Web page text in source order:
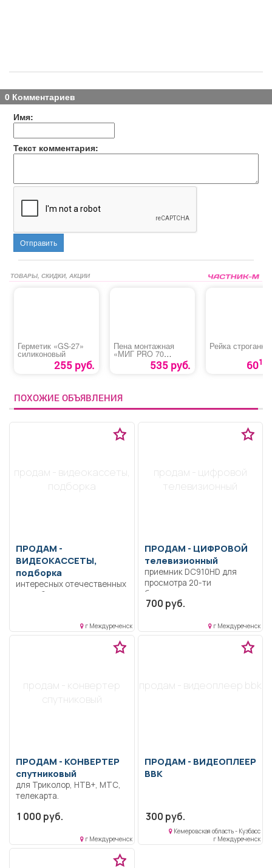
0 Комментариев
Имя:
Текст комментария:
Отправить
ТОВАРЫ, СКИДКИ, АКЦИИ
Герметик «GS-27»
силиконовый
255 руб.
Пена монтажная
«МИГ PRO 70
ПРОФ» всесезонная
535 руб.
Рейка
6010
ПОХОЖИЕ ОБЪЯВЛЕНИЯ
продам - видеокассеты,
подборка
ПРОДАМ -
ВИДЕОКАССЕТЫ,
подборка
интересных отечественных
и зарубежных фильмов.
г Междуреченск
продам - цифровой
телевизионный
ПРОДАМ - ЦИФРОВОЙ
телевизионный
приемник DC910HD для
просмотра 20-ти
бесплатных телепрограм,
новый в упаковке,
телевизору, цена 700 руб.
700 руб.
г Междуреченск
продам - конвертер
спутниковый
ПРОДАМ - КОНВЕРТЕР
спутниковый
для Триколор, НТВ+, МТС,
телекарта.
1 000 руб.
г Междуреченск
продам - видеоплеер bbk
ПРОДАМ - ВИДЕОПЛЕЕР
BBK
300 руб.
Кемеровская область - Кузбасс
г Междуреченск